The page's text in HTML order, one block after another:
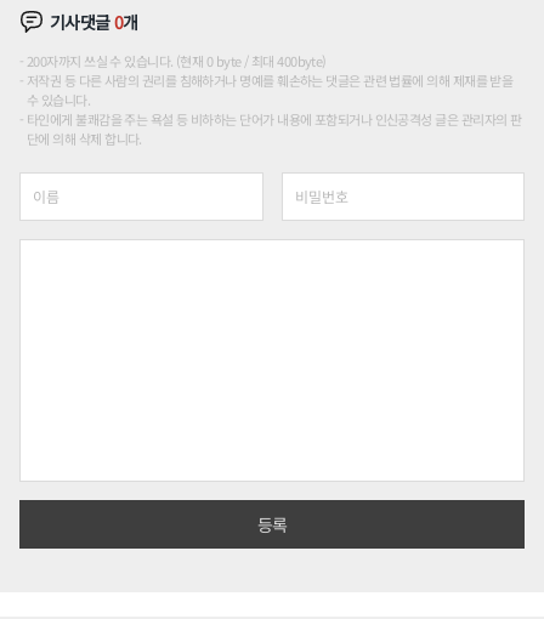
기사댓글0개
200자까지 쓰실 수 있습니다. (현재 0 byte / 최대 400byte)
저작권 등 다른 사람의 권리를 침해하거나 명예를 훼손하는 댓글은 관련 법률에 의해 제재를 받을
수 있습니다.
타인에게 불쾌감을 주는 욕설 등 비하하는 단어가 내용에 포함되거나 인신공격성 글은 관리자의 판
단에 의해 삭제 합니다.